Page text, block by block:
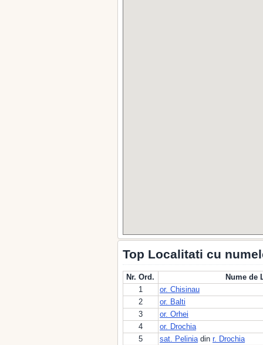
Top Localitati cu
Nr. Ord.
Nume de
1
or. Chisinau
2
or. Balti
3
or. Orhei
4
or. Drochia
5
sat. Peliniadin r. Drochia